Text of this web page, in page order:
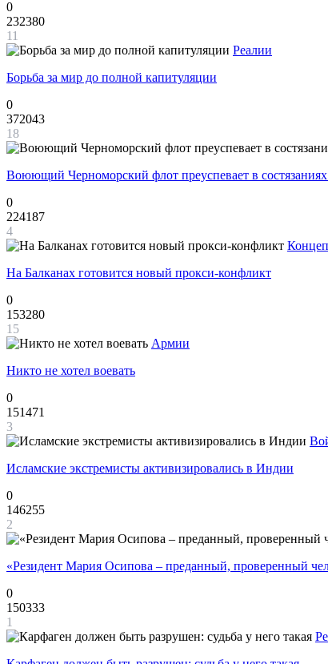
0
232380
11
Реалии
Борьба за мир до полной капитуляции
0
372043
18
Воюющий Черноморский флот преуспевает в
0
224187
4
На Балканах готовится новый прокси-конфликт
0
153280
15
Армии
Никто не хотел воевать
0
151471
3
Исламские экстремисты активизировались в Индии
0
146255
2
«Резидент Мария Осипова – преданный, проверенный
0
150333
1